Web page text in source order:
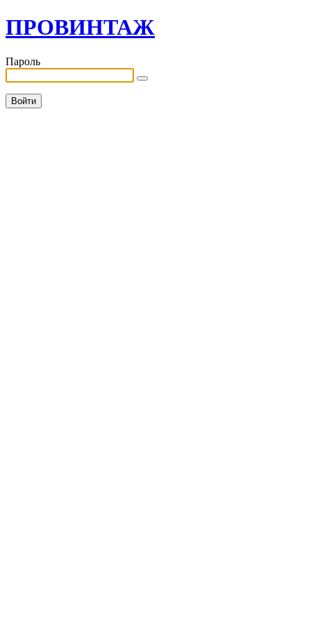
ПРОВИНТАЖ
Пароль